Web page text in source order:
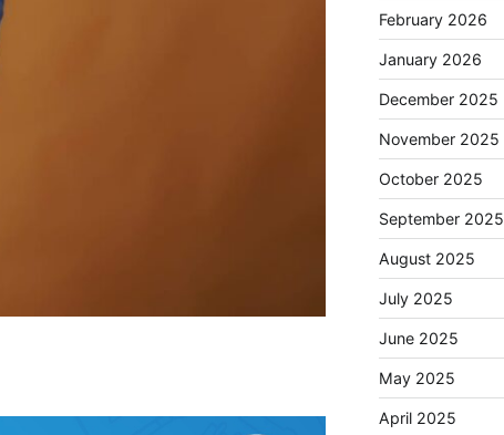
February 2026
January 2026
December 2025
November 2025
October 2025
September 2025
August 2025
July 2025
June 2025
May 2025
April 2025